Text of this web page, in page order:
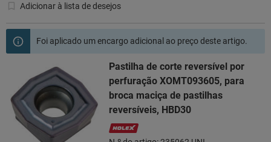
Adicionar à lista de desejos
Foi aplicado um encargo adicional ao preço deste artigo.
Pastilha de corte reversível por
perfuração XOMT093605, para
broca maciça de pastilhas
reversíveis, HBD30